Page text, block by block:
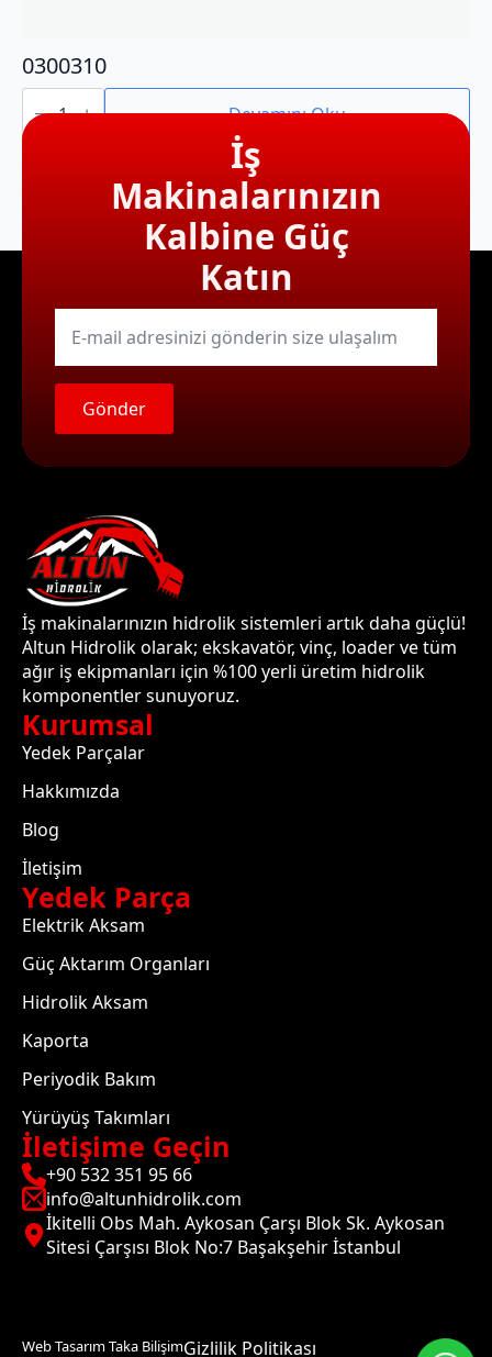
0300310
0300310
adet Devamını Oku
İş
Makinalarınızın
Kalbine Güç
Katın
E-
mail
Gönder
İş makinalarınızın hidrolik sistemleri artık daha güçlü!
Altun Hidrolik olarak; ekskavatör, vinç, loader ve tüm
ağır iş ekipmanları için %100 yerli üretim hidrolik
komponentler sunuyoruz.
Kurumsal
Yedek Parçalar
Hakkımızda
Blog
İletişim
Yedek Parça
Elektrik Aksam
Güç Aktarım Organları
Hidrolik Aksam
Kaporta
Periyodik Bakım
Yürüyüş Takımları
İletişime Geçin
+90 532 351 95 66
info@altunhidrolik.com
İkitelli Obs Mah. Aykosan Çarşı Blok Sk. Aykosan
Sitesi Çarşısı Blok No:7 Başakşehir İstanbul
Web Tasarım Taka BilişimGizlilik Politikası